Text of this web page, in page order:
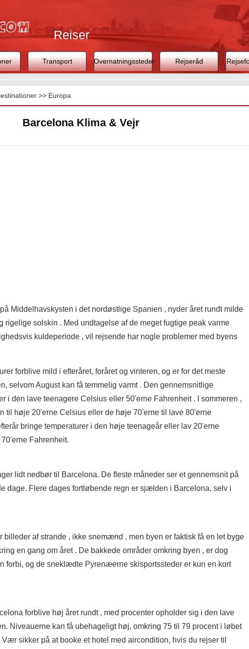
Rejser
Transport Overnatningssteder Rejseråd
>> Europa
Barcelona Klima & Vejr
Middelhavskysten i det nordøstlige Spanien , nyder året rundt milde
rigelige solskin . Med undtagelse af de meget fugtige peak varme
kuldeperiode , vil rejsende har nogle problemer med byens
forblive mild i efteråret, foråret og vinteren, og er for det meste
selvom August kan få temmelig varmt . Den gennemsnitlige
i den lave teenagere Celsius eller 50'erne Fahrenheit . I sommeren ,
til høje 20'erne Celsius eller de høje 70'erne til lave 80'erne
bringe temperaturer i den høje teenageår eller lav 20'erne
Fahrenheit.
lidt nedbør til Barcelona. De fleste måneder ser et gennemsnit på
dage. Flere dages fortløbende regn er sjælden i Barcelona, ​​selv i
billeder af strande , ikke snemænd , men byen er faktisk få en let byge
en gang om året . De bakkede områder omkring byen , er dog
forbi, og de ​​sneklædte Pyrenæerne skisportssteder er kun en kort
forblive høj året rundt , med procenter opholder sig i den lave
Niveauerne kan få ubehageligt høj, omkring 75 til 79 procent i løbet
sikker på at booke et hotel med aircondition, hvis du rejser til